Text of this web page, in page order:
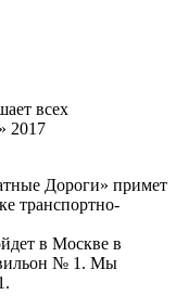
всех
2017
Дороги» примет
транспортно-
в Москве в
№ 1. Мы